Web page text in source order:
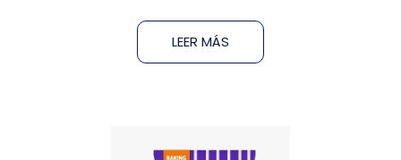
LEER MÁS